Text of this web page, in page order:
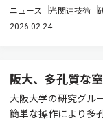
ニュース 光関連技術
2026.02.24
阪大、多孔質な
大阪大学の研究グル
簡単な操作により多